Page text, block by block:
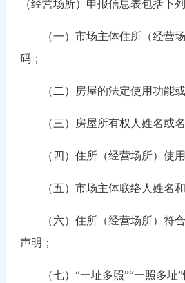
（经营场所）申报信息表包括下
（一）市场主体住所（经营场
码；
（二）房屋的法定使用功能或
（三）房屋所有权人姓名或名
（四）住所（经营场所）使用
（五）市场主体联络人姓名和
（六）住所（经营场所）符合
声明；
（七）“一址多照”“一照多址”